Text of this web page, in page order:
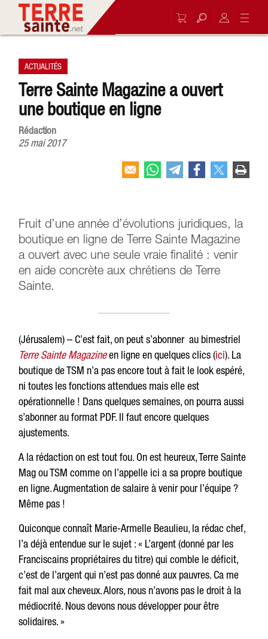
ACTUALITÉS
Terre Sainte Magazine a ouvert
une boutique en ligne
Rédaction
25 mai 2017
Fruit d’une année d’évolutions juridiques, la
boutique en ligne de Terre Sainte Magazine
a ouvert avec une seule vraie finalité : venir
en aide concrète aux chrétiens de Terre
Sainte.
(Jérusalem) – C’est fait, on peut s’abonner au bimestriel
Terre Sainte Magazineen ligne en quelques clics (ici). La
boutique de TSM n’a pas encore tout à fait le look espéré,
ni toutes les fonctions attendues mais elle est
opérationnelle ! Dans quelques semaines, on pourra aussi
s’abonner au format PDF. Il faut encore quelques
ajustements.
A la rédaction on est tout fou. On est heureux, Terre Sainte
Mag ou TSM comme on l’appelle ici a sa propre boutique
en ligne. Augmentation de salaire à venir pour l’équipe ?
Même pas !
Quiconque connaît Marie-Armelle Beaulieu, la rédac chef,
l’a déjà entendue sur le sujet : « L’argent (donné par les
Franciscains propriétaires du titre) qui comble le déficit,
c’est de l’argent qui n’est pas donné aux pauvres. Ca me
fait mal aux cheveux. Alors, nous n’avons pas le droit à la
médiocrité. Nous devons nous développer pour être
solidaires. »